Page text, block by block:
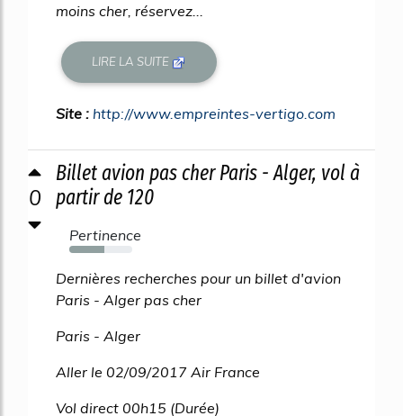
moins cher, réservez...
LIRE LA SUITE
Site : http://www.empreintes-vertigo.com
0
Billet avion pas cher Paris - Alger, vol à
partir de 120
Pertinence
56%
Dernières recherches pour un billet d'avion
Paris - Alger pas cher
Paris - Alger
Aller le 02/09/2017 Air France
Vol direct 00h15 (Durée)